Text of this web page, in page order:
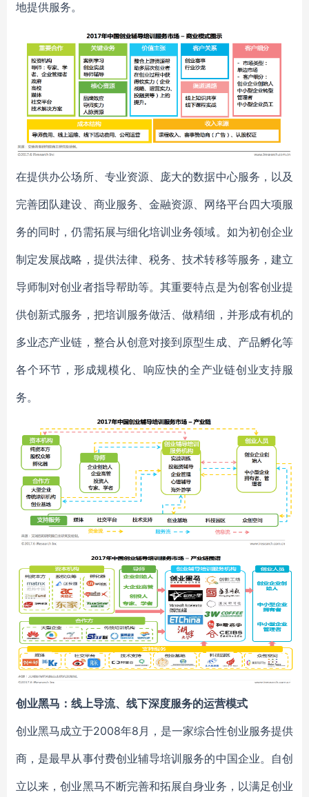
地提供服务。
在提供办公场所、专业资源、庞大的数据中心服务，以及
完善团队建设、商业服务、金融资源、网络平台四大项服
务的同时，仍需拓展与细化培训业务领域。如为初创企业
制定发展战略，提供法律、税务、技术转移等服务，建立
导师制对创业者指导帮助等。其重要特点是为创客创业提
供创新式服务，把培训服务做活、做精细，并形成有机的
多业态产业链，整合从创意对接到原型生成、产品孵化等
各个环节，形成规模化、响应快的全产业链创业支持服
务。
创业黑马：线上导流、线下深度服务的运营模式
创业黑马成立于2008年8月，是一家综合性创业服务提供
商，是最早从事付费创业辅导培训服务的中国企业。自创
立以来，创业黑马不断完善和拓展自身业务，以满足创业